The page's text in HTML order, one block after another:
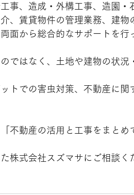
事、造成・外構工事、造園・
、賃貸物件の管理業務、建物
面から総合的なサポートを行
ではなく、土地や建物の状況
トでの害虫対策、不動産に関
不動産の活用と工事をまとめ
株式会社スズマサにご相談く